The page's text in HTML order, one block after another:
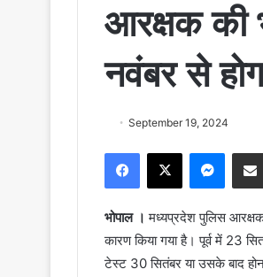
आरक्षक की
नवंबर से
September 19, 2024
Facebook
X
भोपाल ।मध्यप्रदेश पुलिस आरक्षक
कारण किया गया है। पूर्व में 23
टेस्ट 30 सितंबर या उसके बाद